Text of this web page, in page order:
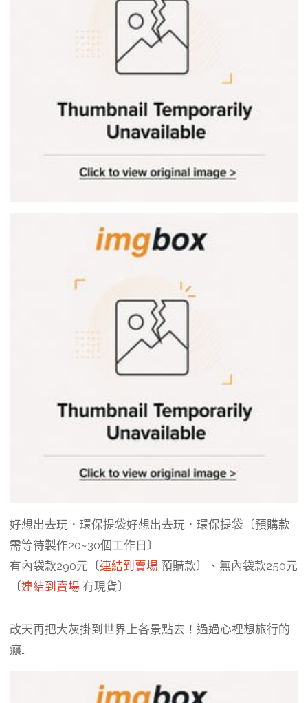
好想出去玩．環保提袋好想出去玩．環保提袋〔預購款
需等待製作20~30個工作日〕
有內袋款290元〔連結到賣場 預購款〕、無內袋款250元
〔連結到賣場 有現貨〕
改天再把大灰掛到世界上各景點去！過過心裡想旅行的
癮…